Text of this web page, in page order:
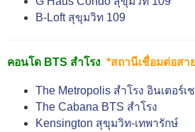
B-Loft สุขุมวิท 109
คอนโด BTS สำโรง *สถานีเชื่อมต่อสา
The Metropolis สำโรง อินเตอร์เ
The Cabana BTS สำโรง
Kensington สุขุมวิท-เทพารักษ์